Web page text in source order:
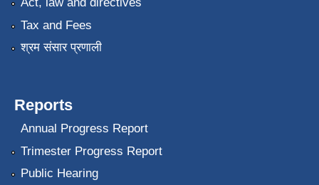
Tax and Fees
श्रम संसार प्रणाली
Reports
Annual Progress Report
Trimester Progress Report
Public Hearing